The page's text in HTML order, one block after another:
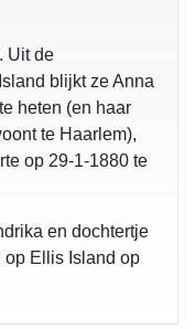
Uit de
blijkt ze Anna
heten (en haar
te Haarlem),
op 29-1-1880 te
en dochtertje
op Ellis Island op